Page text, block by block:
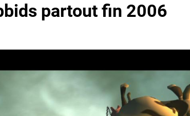
partout fin 2006